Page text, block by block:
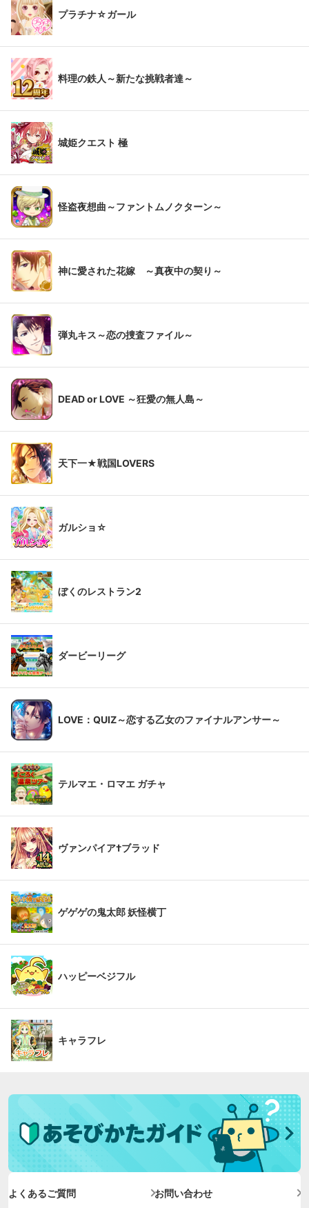
プラチナ☆ガール
料理の鉄人～新たな挑戦者達～
城姫クエスト 極
怪盗夜想曲～ファントムノクターン～
神に愛された花嫁 ～真夜中の契り～
弾丸キス～恋の捜査ファイル～
DEAD or LOVE ～狂愛の無人島～
天下一★戦国LOVERS
ガルショ☆
ぼくのレストラン2
ダービーリーグ
LOVE：QUIZ～恋する乙女のファイナルアンサー～
テルマエ・ロマエ ガチャ
ヴァンパイア†ブラッド
ゲゲゲの鬼太郎 妖怪横丁
ハッピーベジフル
キャラフレ
よくあるご質問 お問い合わせ